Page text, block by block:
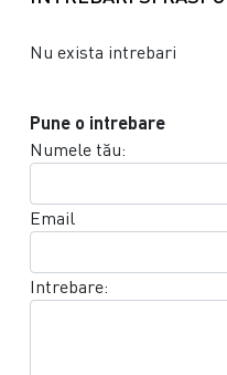
Nu exista intrebari
Pune o intrebare
Numele tău:
Email
Intrebare: